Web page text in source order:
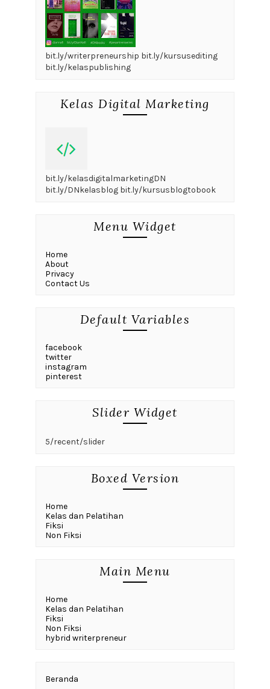
bit.ly/writerpreneurship bit.ly/kursusediting
bit.ly/kelaspublishing
Kelas Digital Marketing
bit.ly/kelasdigitalmarketingDN
bit.ly/DNkelasblog bit.ly/kursusblogtobook
Menu Widget
Home
About
Privacy
Contact Us
Default Variables
facebook
twitter
instagram
pinterest
Slider Widget
5/recent/slider
Boxed Version
Home
Kelas dan Pelatihan
Fiksi
Non Fiksi
Main Menu
Home
Kelas dan Pelatihan
Fiksi
Non Fiksi
hybrid writerpreneur
Beranda